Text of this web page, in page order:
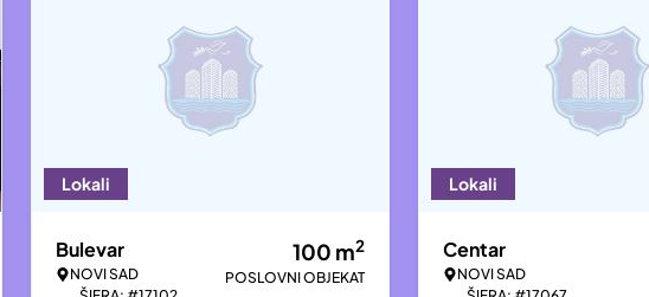
Lokali
Bulevar
NOVI SAD
100 m2
POSLOVNI OBJEKAT
Lokali
Centar
NOVI SAD